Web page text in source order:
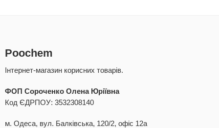
Poochem
Інтернет-магазин корисних товарів.
ФОП Сороченко Олена Юріївна
Код ЄДРПОУ: 3532308140
м. Одеса, вул. Балківська, 120/2, офіс 12а